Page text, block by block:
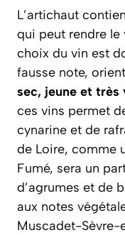
L’artichaut
qui peut rendre le
choix du vin est
fausse note,
sec, jeune et très
ces vins permet
cynarine et de
de Loire, comme
Fumé, sera un
d’agrumes et de
aux notes
Muscadet-